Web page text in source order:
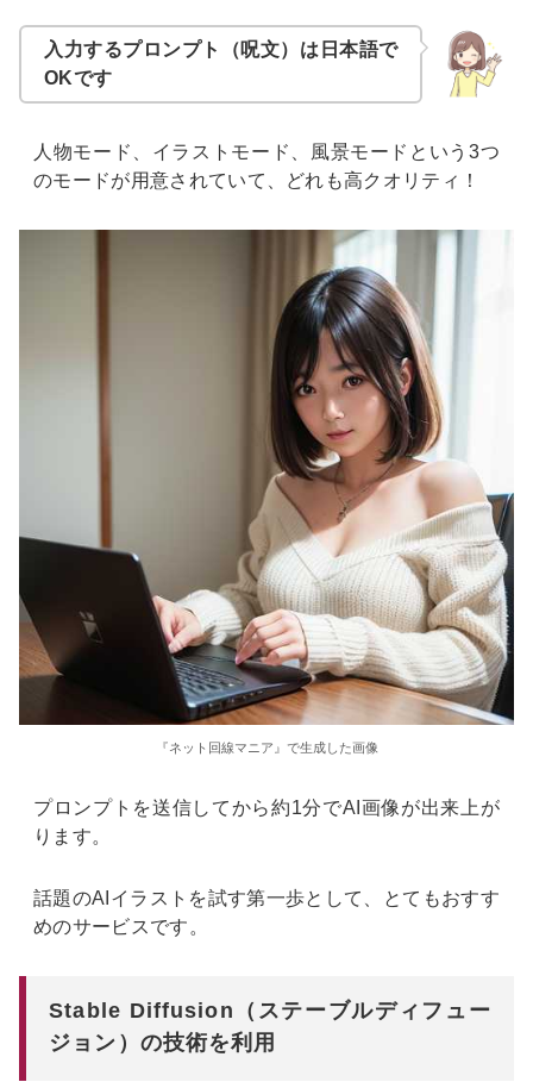
入力するプロンプト（呪文）は日本語で
OKです
人物モード、イラストモード、風景モードという3つ
のモードが用意されていて、どれも高クオリティ！
『ネット回線マニア』で生成した画像
プロンプトを送信してから約1分でAI画像が出来上が
ります。
話題のAIイラストを試す第一歩として、とてもおすす
めのサービスです。
Stable Diffusion（ステーブルディフュー
ジョン）の技術を利用